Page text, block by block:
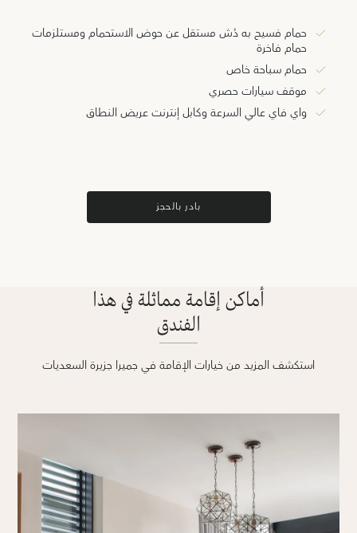
حمام فسيح به دُش مستقل عن حوض الاستحمام ومستلزمات
حمام فاخرة
حمام سباحة خاص
موقف سيارات حصري
واي فاي عالي السرعة وكابل إنترنت عريض النطاق
بادر بالحجز
أماكن إقامة مماثلة في هذا
الفندق
استكشف المزيد من خيارات الإقامة في جميرا جزيرة السعديات